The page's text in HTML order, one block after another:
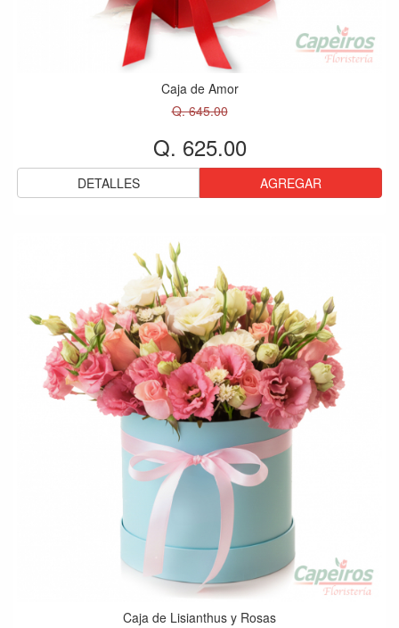
Caja de Amor
Q. 645.00
Q. 625.00
DETALLES AGREGAR
Caja de Lisianthus y Rosas